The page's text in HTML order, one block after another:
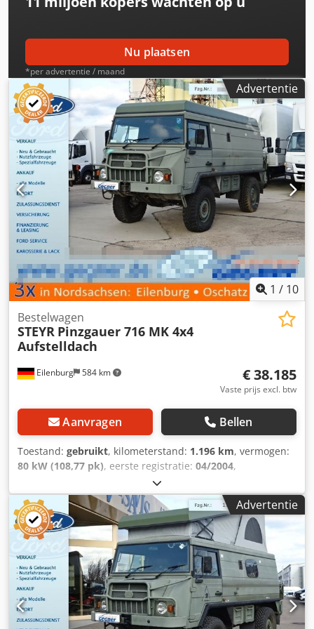
Nu plaatsen
*per advertentie / maand
Advertentie
1 / 10
Eilenburg 584 km
Bestelwagen
STEYR Pinzgauer 716 MK 4x4
Aufstelldach
€ 38.185
Vaste prijs excl. btw
Aanvragen Bellen
Toestand: gebruikt, kilometerstand: 1.196 km, vermogen:
80 kW (108,77 pk), eerste registratie: 04/2004,
, totaalgewicht:
groen, soort overbrenging:automatisch, emissieklasse:
Euro 3, aantal zitplaatsen:2, Uitrusting:ABS,
vierwielaandrijving, 0782. GW190006255 Chodpfx Aieqzvd
Ajvsa BAE Systems Pinzgauer 4x4 Stuurbekrachtiging ABS
ZF automatische transmissie 2,5L VW TDI ----Onder
voorbehoud van fouten en tussentijdse verkoop.
Advertentie